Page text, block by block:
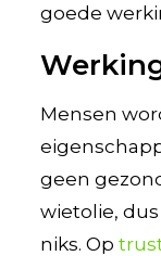
goede
Mensen
geen
wietolie,
niks. Op